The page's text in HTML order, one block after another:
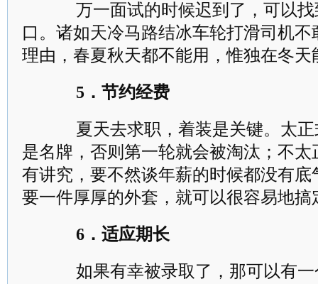
万一面试的时候迟到了，可以找
口。诸如天冷马路结冰车轮打滑司机
理由，春夏秋天都不能用，惟独在冬天
5．节约经费
夏天去求职，着装是关键。太正
是名牌，否则第一轮就会被淘汰；不
有讲究，要不然谈年薪的时候都没有
要一件厚厚的外套，就可以很容易地搞
6．适应期长
如果有幸被录取了，那可以有一